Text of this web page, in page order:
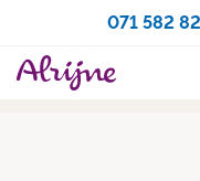
071 582